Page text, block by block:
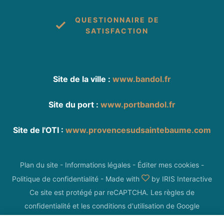
QUESTIONNAIRE DE
SATISFACTION
Site de la ville : www.bandol.fr
Site du port : www.portbandol.fr
Site de l'OTI : www.provencesudsaintebaume.com
Plan du site - Informations légales - Éditer mes cookies -
Politique de confidentialité - Made with by IRIS Interactive
Ce site est protégé par reCAPTCHA. Les règles de
confidentialité et les conditions d'utilisation de Google